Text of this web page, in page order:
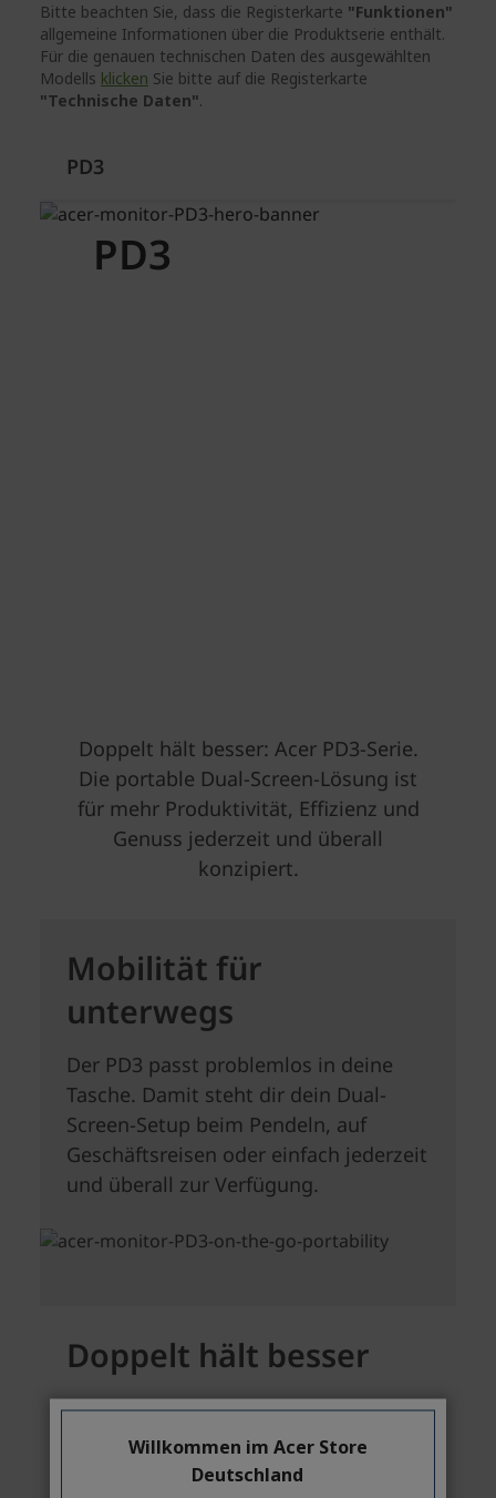
Bitte beachten Sie, dass die Registerkarte "Funktionen"
allgemeine Informationen über die Produktserie enthält.
Für die genauen technischen Daten des ausgewählten
Modells klicken Sie bitte auf die Registerkarte
"Technische Daten".
Willkommen im Acer Store
Deutschland